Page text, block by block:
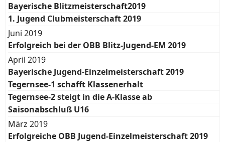
Bayerische Blitzmeisterschaft2019
1. Jugend Clubmeisterschaft 2019
Juni 2019
Erfolgreich bei der OBB Blitz-Jugend-EM 2019
April 2019
Bayerische Jugend-Einzelmeisterschaft 2019
Tegernsee-1 schafft Klassenerhalt
Tegernsee-2 steigt in die A-Klasse ab
Saisonabschluß U16
März 2019
Erfolgreiche OBB Jugend-Einzelmeisterschaft 2019